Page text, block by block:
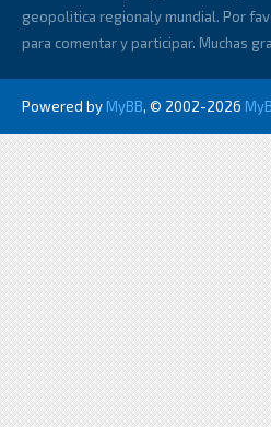
geopolitica regionaly mundial. Por
para comentar y participar. Muchas
Powered by MyBB, © 2002-2026